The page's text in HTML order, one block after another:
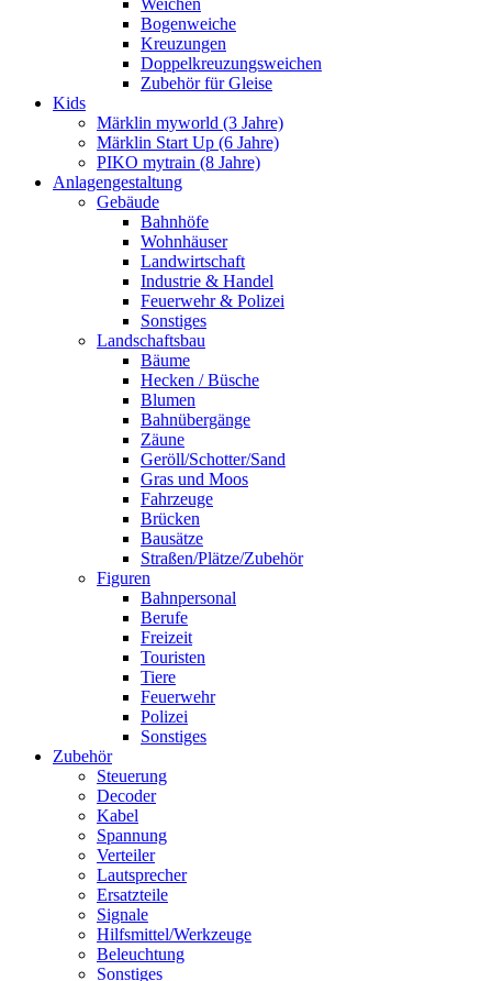
Weichen
Bogenweiche
Kreuzungen
Doppelkreuzungsweichen
Zubehör für Gleise
Kids
Märklin myworld (3 Jahre)
Märklin Start Up (6 Jahre)
PIKO mytrain (8 Jahre)
Anlagengestaltung
Gebäude
Bahnhöfe
Wohnhäuser
Landwirtschaft
Industrie & Handel
Feuerwehr & Polizei
Sonstiges
Landschaftsbau
Bäume
Hecken / Büsche
Blumen
Bahnübergänge
Zäune
Geröll/Schotter/Sand
Gras und Moos
Fahrzeuge
Brücken
Bausätze
Straßen/Plätze/Zubehör
Figuren
Bahnpersonal
Berufe
Freizeit
Touristen
Tiere
Feuerwehr
Polizei
Sonstiges
Zubehör
Steuerung
Decoder
Kabel
Spannung
Verteiler
Lautsprecher
Ersatzteile
Signale
Hilfsmittel/Werkzeuge
Beleuchtung
Sonstiges